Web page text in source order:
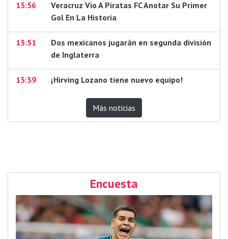
13:56
Veracruz Vio A Piratas FC Anotar Su Primer
Gol En La Historia
13:51
Dos mexicanos jugarán en segunda división
de Inglaterra
13:39 ¡Hirving Lozano tiene nuevo equipo!
Más noticias
Encuesta